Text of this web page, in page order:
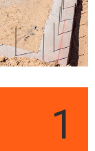
1